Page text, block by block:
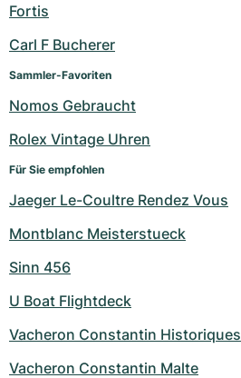
Fortis
Carl F Bucherer
Sammler-Favoriten
Nomos Gebraucht
Rolex Vintage Uhren
Für Sie empfohlen
Jaeger Le-Coultre Rendez Vous
Montblanc Meisterstueck
Sinn 456
U Boat Flightdeck
Vacheron Constantin Historiques
Vacheron Constantin Malte